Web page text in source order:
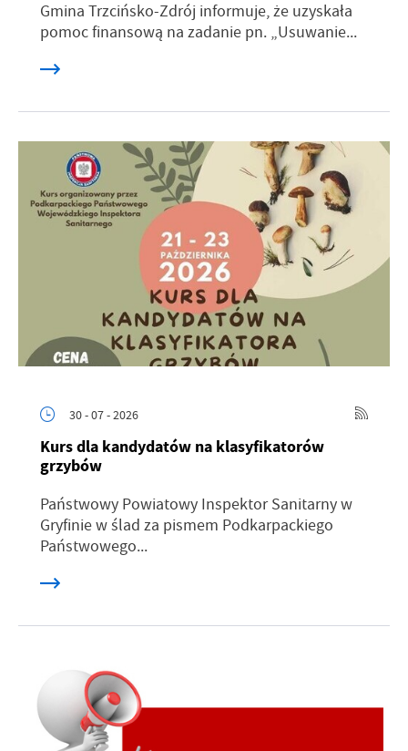
Gmina Trzcińsko-Zdrój informuje, że uzyskała
pomoc finansową na zadanie pn. „Usuwanie...
30 - 07 - 2026
Kurs dla kandydatów na klasyfikatorów
grzybów
Państwowy Powiatowy Inspektor Sanitarny w
Gryfinie w ślad za pismem Podkarpackiego
Państwowego...